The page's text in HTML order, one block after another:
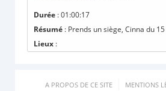
Durée : 01:00:17
Résumé : Prends un siège, Cinna du
Lieux :
A PROPOS DE CE SITE MENTIONS